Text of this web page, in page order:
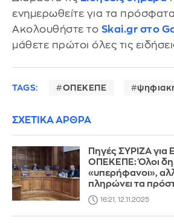
ενημερωθείτε για τα
Ακολουθήστε το Skai.gr στο
μάθετε πρώτοι όλες τις
TAGS: ΟΠΕΚΕΠΕ
ΣΧΕΤΙΚΑ ΑΡΘΡΑ
Πηγές ΣΥΡΙΖΑ για
ΟΠΕΚΕΠΕ: Όλοι
«υπερήφανοι»,
πληρώνει τα
16:21, 12.11.2025